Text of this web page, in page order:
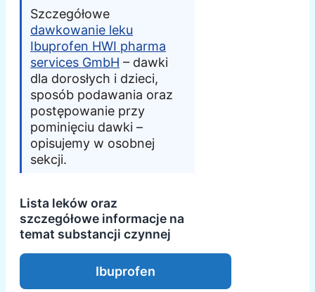
Szczegółowe
dawkowanie leku
Ibuprofen HWI pharma
services GmbH – dawki
dla dorosłych i dzieci,
sposób podawania oraz
postępowanie przy
pominięciu dawki –
opisujemy w osobnej
sekcji.
Lista leków oraz
szczegółowe informacje na
temat substancji czynnej
Ibuprofen